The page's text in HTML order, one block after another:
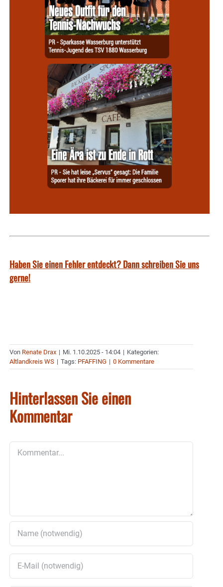
Haben Sie einen Fehler entdeckt? Dann schreiben Sie uns
gerne!
Von Renate Drax | Mi. 1.10.2025 - 14:04 | Kategorien:
Altlandkreis WS | Tags: PFAFFING | 0 Kommentare
Hinterlassen Sie einen
Kommentar